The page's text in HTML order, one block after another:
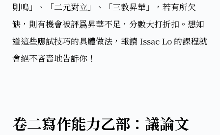
則鳴」、「二元對立」、「三教昇華」，若有所欠
缺，則有機會被評爲昇華不足，分數大打折扣。想知
道這些應試技巧的具體做法，報讀 Issac Lo 的課程就
會絕不吝嗇地告訴你！
卷二寫作能力乙部：議論文